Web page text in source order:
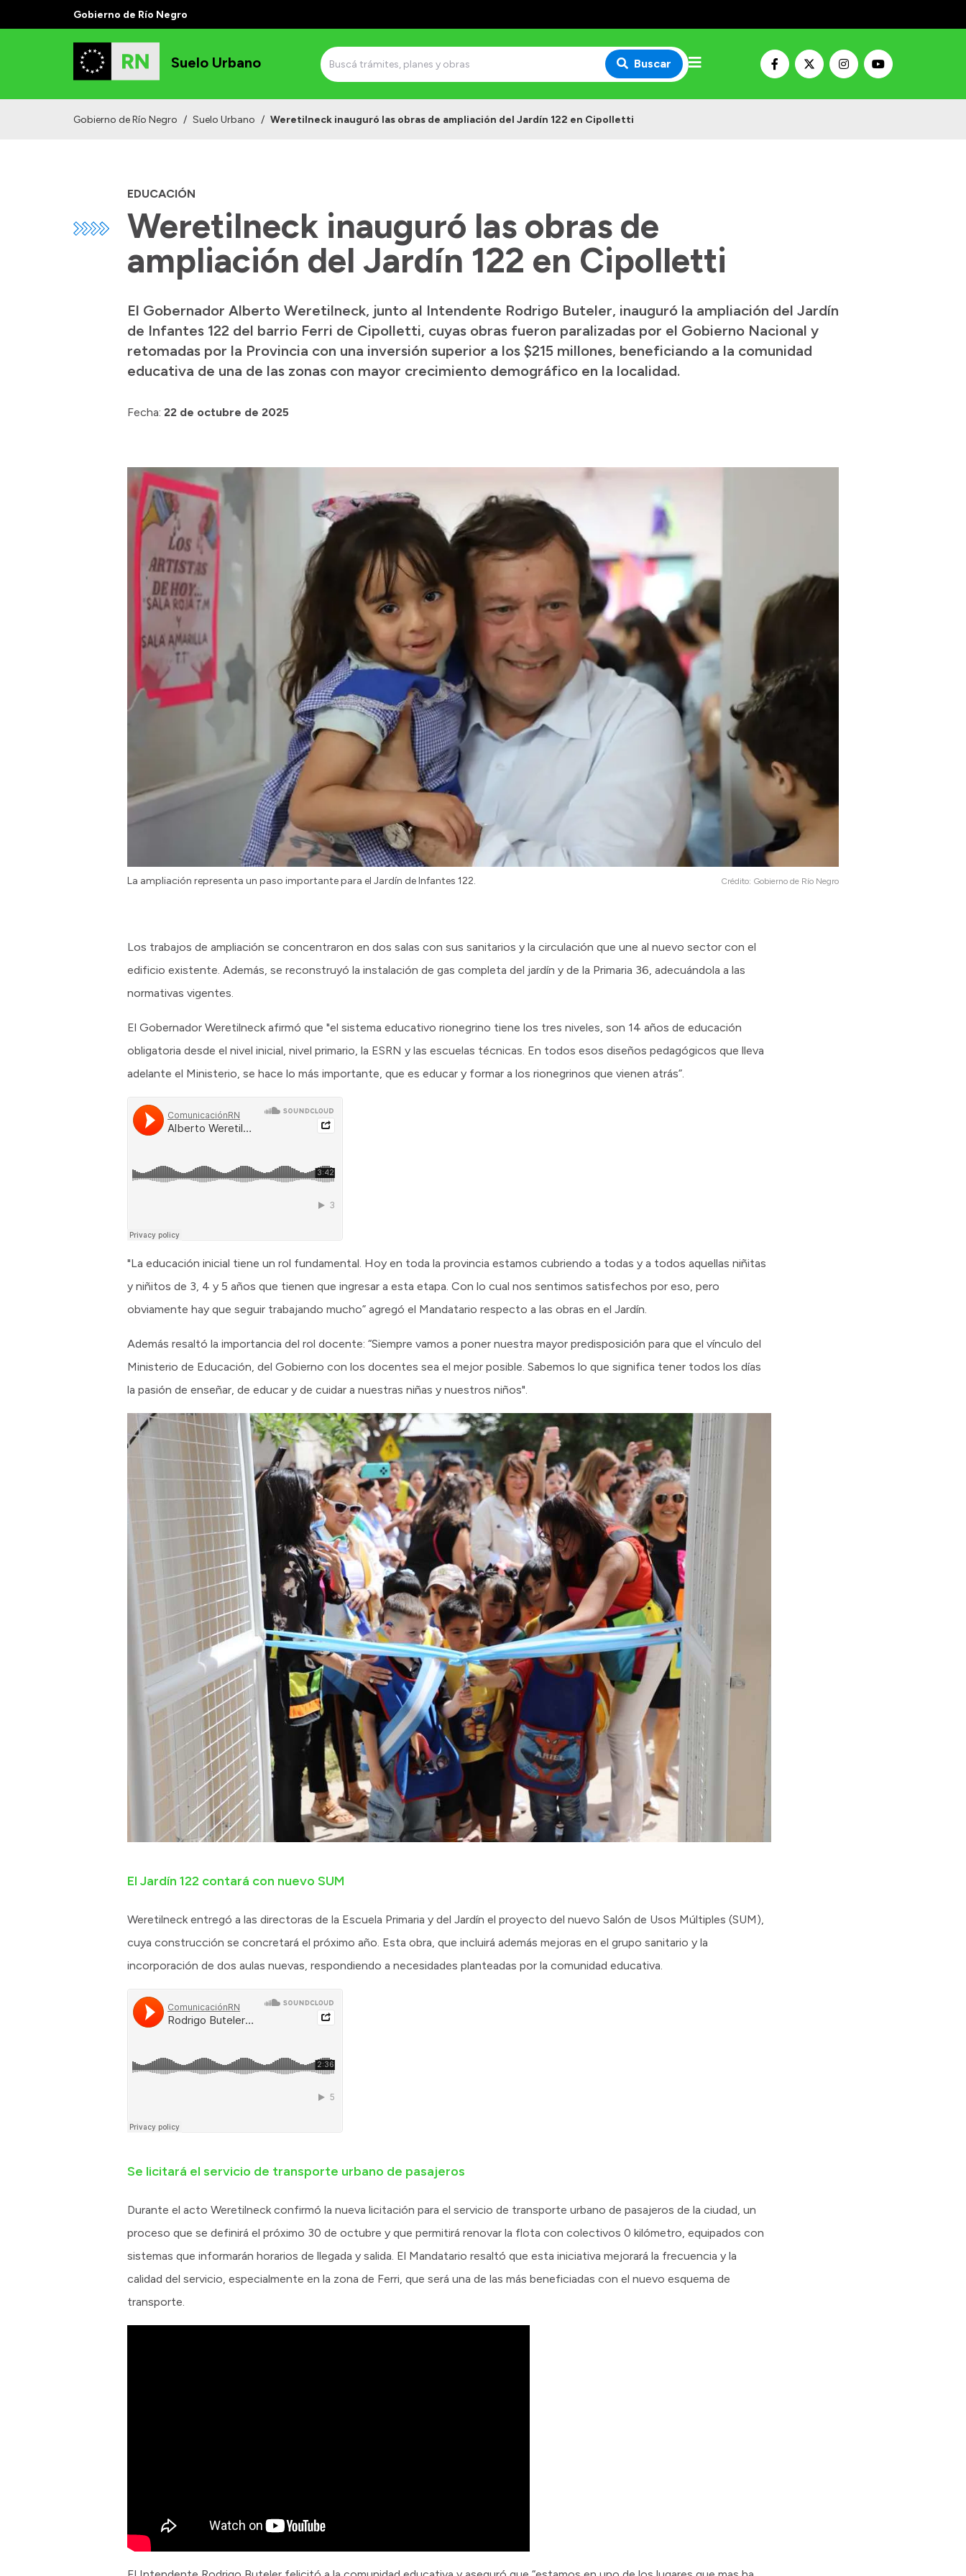
Gobierno de Río Negro
Suelo Urbano Buscar
Gobierno de Río Negro / Suelo Urbano / Weretilneck inauguró las obras de ampliación del Jardín 122 en Cipolletti
EDUCACIÓN
Weretilneck inauguró las obras de
ampliación del Jardín 122 en Cipolletti
El Gobernador Alberto Weretilneck, junto al Intendente Rodrigo Buteler, inauguró la ampliación del Jardín
de Infantes 122 del barrio Ferri de Cipolletti, cuyas obras fueron paralizadas por el Gobierno Nacional y
retomadas por la Provincia con una inversión superior a los $215 millones, beneficiando a la comunidad
educativa de una de las zonas con mayor crecimiento demográfico en la localidad.
Fecha: 22 de octubre de 2025
La ampliación representa un paso importante para el Jardín de Infantes 122. Crédito: Gobierno de Río Negro
Los trabajos de ampliación se concentraron en dos salas con sus sanitarios y la circulación que une al nuevo sector con el
edificio existente. Además, se reconstruyó la instalación de gas completa del jardín y de la Primaria 36, adecuándola a las
normativas vigentes.
El Gobernador Weretilneck afirmó que "el sistema educativo rionegrino tiene los tres niveles, son 14 años de educación
obligatoria desde el nivel inicial, nivel primario, la ESRN y las escuelas técnicas. En todos esos diseños pedagógicos que lleva
adelante el Ministerio, se hace lo más importante, que es educar y formar a los rionegrinos que vienen atrás”.
"La educación inicial tiene un rol fundamental. Hoy en toda la provincia estamos cubriendo a todas y a todos aquellas niñitas
y niñitos de 3, 4 y 5 años que tienen que ingresar a esta etapa. Con lo cual nos sentimos satisfechos por eso, pero
obviamente hay que seguir trabajando mucho” agregó el Mandatario respecto a las obras en el Jardín.
Además resaltó la importancia del rol docente: “Siempre vamos a poner nuestra mayor predisposición para que el vínculo del
Ministerio de Educación, del Gobierno con los docentes sea el mejor posible. Sabemos lo que significa tener todos los días
la pasión de enseñar, de educar y de cuidar a nuestras niñas y nuestros niños".
El Jardín 122 contará con nuevo SUM
Weretilneck entregó a las directoras de la Escuela Primaria y del Jardín el proyecto del nuevo Salón de Usos Múltiples (SUM),
cuya construcción se concretará el próximo año. Esta obra, que incluirá además mejoras en el grupo sanitario y la
incorporación de dos aulas nuevas, respondiendo a necesidades planteadas por la comunidad educativa.
Se licitará el servicio de transporte urbano de pasajeros
Durante el acto Weretilneck confirmó la nueva licitación para el servicio de transporte urbano de pasajeros de la ciudad, un
proceso que se definirá el próximo 30 de octubre y que permitirá renovar la flota con colectivos 0 kilómetro, equipados con
sistemas que informarán horarios de llegada y salida. El Mandatario resaltó que esta iniciativa mejorará la frecuencia y la
calidad del servicio, especialmente en la zona de Ferri, que será una de las más beneficiadas con el nuevo esquema de
transporte.